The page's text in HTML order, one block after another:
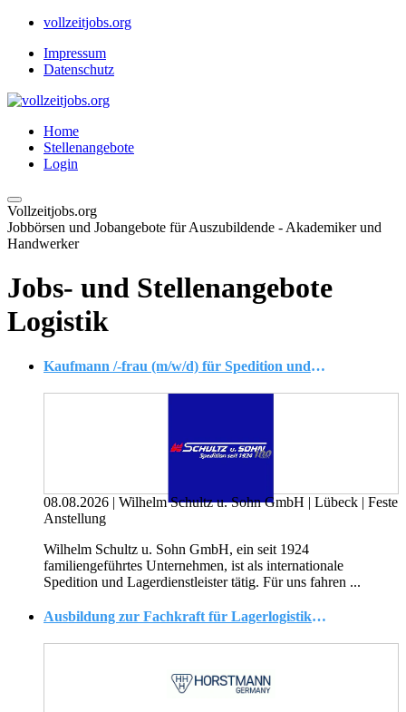
vollzeitjobs.org
Impressum
Datenschutz
Home
Stellenangebote
Login
Vollzeitjobs.org
Jobbörsen und Jobangebote für Auszubildende - Akademiker und
Handwerker
Jobs- und Stellenangebote
Logistik
Kaufmann /-frau (m/w/d) für Spedition und Logistik
08.08.2026 | Wilhelm Schultz u. Sohn GmbH | Lübeck | Feste
Anstellung
Wilhelm Schultz u. Sohn GmbH, ein seit 1924
familiengeführtes Unternehmen, ist als internationale
Spedition und Lagerdienstleister tätig. Für uns fahren ...
Ausbildung zur Fachkraft für Lagerlogistik (m/w/d)